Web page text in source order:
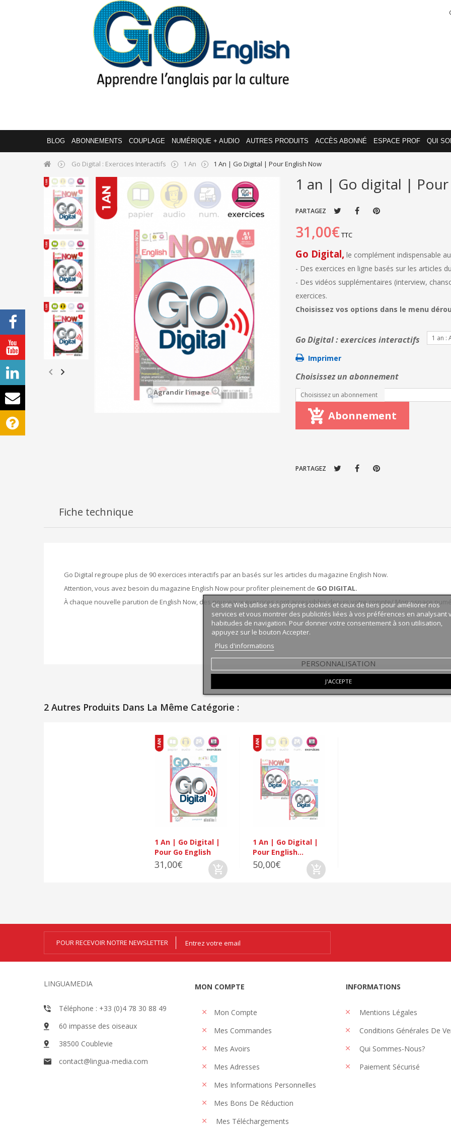
BLOG ABONNEMENTS COUPLAGE NUMÉRIQUE + AUDIO AUTRES PRODUITS ACCÈS ABONNÉ ESPACE PROF QUI
Go Digital : Exercices Interactifs 1 An 1 An | Go Digital | Pour English Now
Agrandir l'image
1 an | Go digital |
PARTAGEZ
31,00€TTC
Go Digital, le complément indispensable
- Des exercices en ligne basés sur les articles
- Des vidéos supplémentaires (interview,
exercices.
Choisissez vos options dans le menu
Go Digital : exercices interactifs
Imprimer
Choisissez un abonnement
Choisissez un abonnement
Abonnement
PARTAGEZ
Fiche technique
Go Digital regroupe plus de 90 exercices interactifs par an basés sur les articles du magazine English Now.
Attention, vous avez besoin du magazine English Now pour profiter pleinement de GO DIGITAL.
À chaque nouvelle parution de English Now, des nouveaux exercices sont accessibles depuis votre compte/ Mon espace
2 Autres Produits Dans La Même Catégorie :
1 An | Go Digital |
Pour Go English
31,00€
1 An | Go Digital |
Pour English...
50,00€
Ce site Web utilise ses propres cookies et ceux de tiers pour améliorer nos
services et vous montrer des publicités liées à vos préférences en analysant
habitudes de navigation. Pour donner votre consentement à son utilisation,
appuyez sur le bouton Accepter.
Plus d'informations
PERSONNALISATION
J'ACCEPTE
POUR RECEVOIR NOTRE NEWSLETTER
LINGUAMEDIA
Téléphone : +33 (0)4 78 30 88 49
60 impasse des oiseaux
38500 Coublevie
contact@lingua-media.com
MON COMPTE
Mon Compte
Mes Commandes
Mes Avoirs
Mes Adresses
Mes Informations Personnelles
Mes Bons De Réduction
Mes Téléchargements
INFORMATIONS
Mentions Légales
Conditions Générales De
Qui Sommes-Nous?
Paiement Sécurisé